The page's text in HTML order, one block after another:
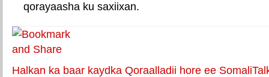
qorayaasha ku saxiixan.
Halkan ka baar kaydka Qoraalladii hore ee